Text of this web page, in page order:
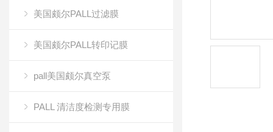
美国颇尔PALL过滤膜
美国颇尔PALL转印记膜
pall美国颇尔真空泵
PALL 清洁度检测专用膜